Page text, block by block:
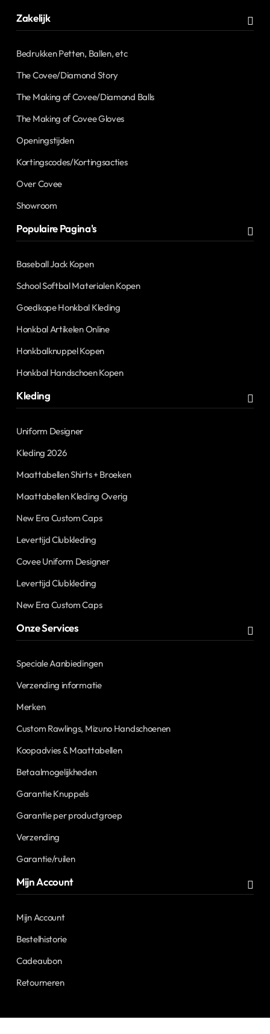
Zakelijk
Bedrukken Petten, Ballen, etc
The Covee/Diamond Story
The Making of Covee/Diamond Balls
The Making of Covee Gloves
Openingstijden
Kortingscodes/Kortingsacties
Over Covee
Showroom
Populaire Pagina's
Baseball Jack Kopen
School Softbal Materialen Kopen
Goedkope Honkbal Kleding
Honkbal Artikelen Online
Honkbalknuppel Kopen
Honkbal Handschoen Kopen
Kleding
Uniform Designer
Kleding 2026
Maattabellen Shirts + Broeken
Maattabellen Kleding Overig
New Era Custom Caps
Levertijd Clubkleding
Covee Uniform Designer
Levertijd Clubkleding
New Era Custom Caps
Onze Services
Speciale Aanbiedingen
Verzending informatie
Merken
Custom Rawlings, Mizuno Handschoenen
Koopadvies & Maattabellen
Betaalmogelijkheden
Garantie Knuppels
Garantie per productgroep
Verzending
Garantie/ruilen
Mijn Account
Mijn Account
Bestelhistorie
Cadeaubon
Retourneren